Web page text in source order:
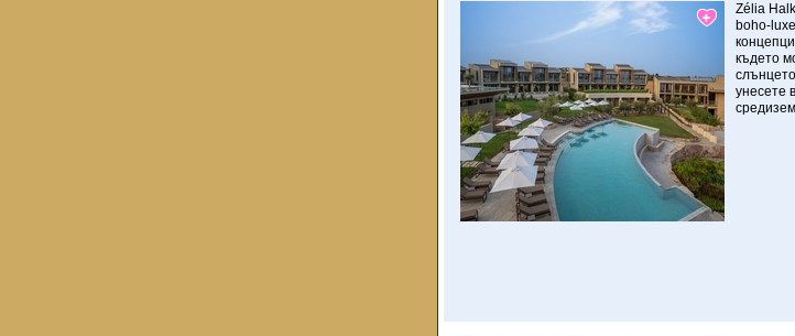
Zélia
boho-
където
унесете